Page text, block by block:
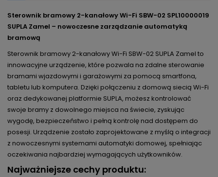
Sterownik bramowy 2-kanałowy Wi-Fi SBW-02 SPL10000019
SUPLA Zamel – nowoczesne zarządzanie automatyką
bramową
Sterownik bramowy 2-kanałowy Wi-Fi SBW-02 SUPLA Zamel to
innowacyjne urządzenie, które pozwala na zdalne sterowanie
bramami wjazdowymi i garażowymi za pomocą smartfona,
tabletu lub komputera. Dzięki połączeniu z domową siecią Wi-Fi
oraz dedykowanej platformie SUPLA, możesz kontrolować
swoje bramy z dowolnego miejsca na świecie, zyskując
wygodę, bezpieczeństwo i pełną kontrolę nad dostępem do
posesji. Urządzenie zostało zaprojektowane z myślą o integracji
z nowoczesnymi systemami automatyki domowej, spełniając
oczekiwania najbardziej wymagających użytkowników.
Najważniejsze cechy produktu: